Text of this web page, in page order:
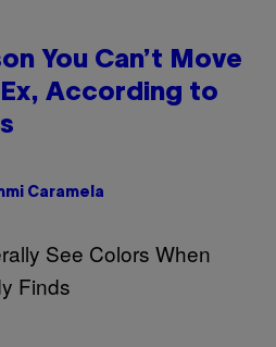
You Can’t Move
Ex, According to
Caramela